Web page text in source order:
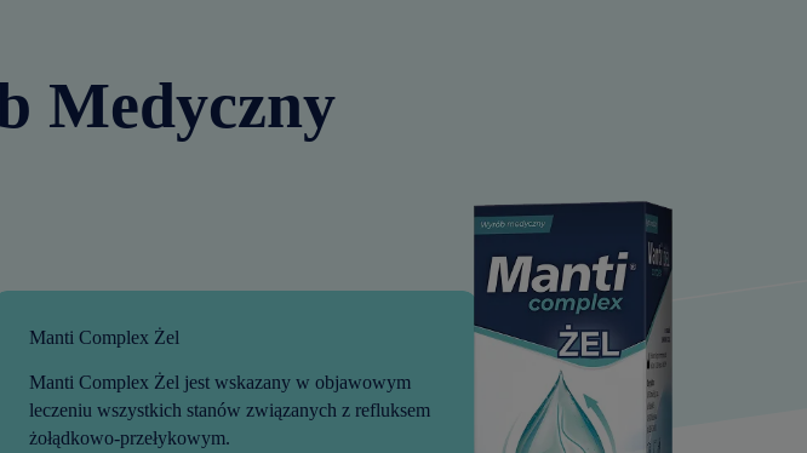
Medyczny
Manti Complex Żel
Manti Complex Żel jest wskazany w objawowym
leczeniu wszystkich stanów związanych z refluksem
żołądkowo-przełykowym.